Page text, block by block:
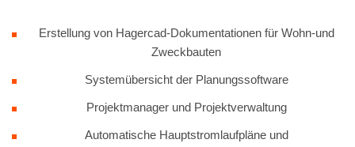
Erstellung von Hagercad-Dokumentationen für Wohn-und
Zweckbauten
Systemübersicht der Planungssoftware
Projektmanager und Projektverwaltung
Automatische Hauptstromlaufpläne und